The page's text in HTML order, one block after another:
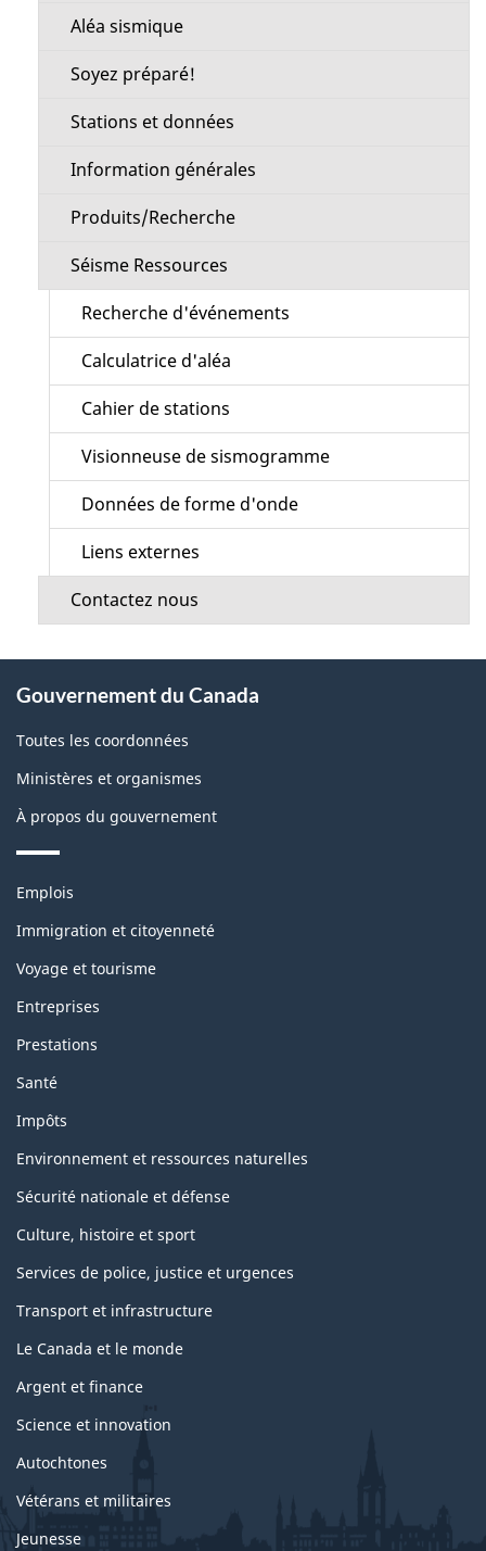
Aléa sismique
Soyez préparé!
Stations et données
Information générales
Produits/Recherche
Séisme Ressources
Recherche d'événements
Calculatrice d'aléa
Cahier de stations
Visionneuse de sismogramme
Données de forme d'onde
Liens externes
Contactez nous
propos
de
ce
Gouvernement du Canada
Toutes les coordonnées
Ministères et organismes
À propos du gouvernement
Thèmes
sujets
Emplois
Immigration et citoyenneté
Voyage et tourisme
Entreprises
Prestations
Santé
Impôts
Environnement et ressources naturelles
Sécurité nationale et défense
Culture, histoire et sport
Services de police, justice et urgences
Transport et infrastructure
Le Canada et le monde
Argent et finance
Science et innovation
Autochtones
Vétérans et militaires
Jeunesse